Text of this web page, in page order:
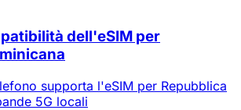
dell'eSIM per
supporta l'eSIM per Repubblica
5G locali